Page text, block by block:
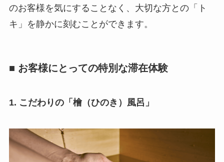
のお客様を気にすることなく、大切な方との「ト
キ」を静かに刻むことができます。
■ お客様にとっての特別な滞在体験
1. こだわりの「檜（ひのき）風呂」